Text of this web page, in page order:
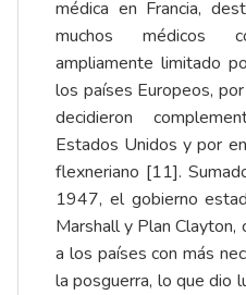
médica en Francia,
muchos médicos
ampliamente limitado
los países Europeos,
decidieron
Estados Unidos y por
flexneriano [11].
1947, el gobierno
Marshall y Plan
a los países con más
la posguerra, lo que dio